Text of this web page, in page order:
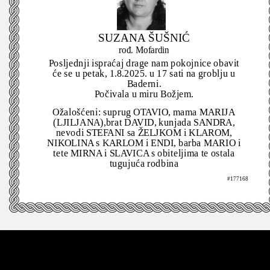
SUZANA ŠUŠNIĆ
rođ. Mofardin
Posljednji ispraćaj drage nam pokojnice obavit
će se u petak, 1.8.2025. u 17 sati na groblju u
Baderni.
Počivala u miru Božjem.
Ožalošćeni: suprug OTAVIO, mama MARIJA
(LJILJANA),brat DAVID, kunjada SANDRA,
nevodi STEFANI sa ŽELJKOM i KLAROM,
NIKOLINA s KARLOM i ENDI, barba MARIO i
tete MIRNA i SLAVICA s obiteljima te ostala
tugujuća rodbina
#177168